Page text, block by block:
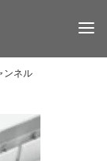
ンネル